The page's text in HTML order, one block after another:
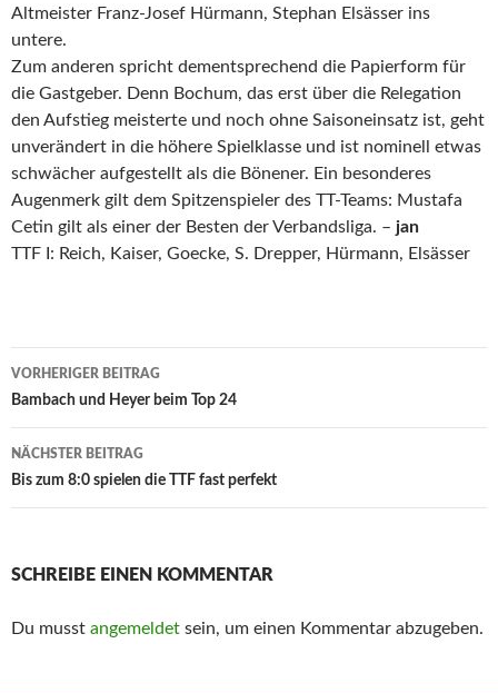
Altmeister Franz-Josef Hürmann, Stephan Elsässer ins
untere.
Zum anderen spricht dementsprechend die Papierform für
die Gastgeber. Denn Bochum, das erst über die Relegation
den Aufstieg meisterte und noch ohne Saisoneinsatz ist, geht
unverändert in die höhere Spielklasse und ist nominell etwas
schwächer aufgestellt als die Bönener. Ein besonderes
Augenmerk gilt dem Spitzenspieler des TT-Teams: Mustafa
Cetin gilt als einer der Besten der Verbandsliga. – jan
TTF I: Reich, Kaiser, Goecke, S. Drepper, Hürmann, Elsässer
Beitrags-
Navigation
VORHERIGER BEITRAG
Bambach und Heyer beim Top 24
NÄCHSTER BEITRAG
Bis zum 8:0 spielen die TTF fast perfekt
SCHREIBE EINEN KOMMENTAR
Du musst angemeldet sein, um einen Kommentar abzugeben.